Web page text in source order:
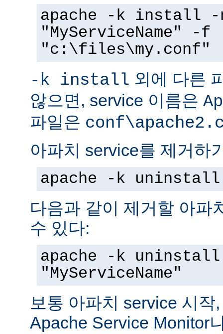
apache -k install -
"MyServiceName" -f
"c:\files\my.conf"
-k install 외에 다른
않으면, service 이름은
파일은
아파치 service를 제거하
apache -k uninstall
다음과 같이 제거할 아파
수 있다:
apache -k
"MyServiceName"
보통 아파치 service 시작
Apache Service Monitor